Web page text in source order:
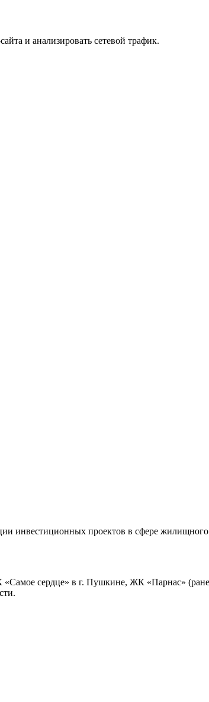
и анализировать сетевой трафик.
инвестиционных проектов в сфере
сердце» в г. Пушкине, ЖК «Парнас»